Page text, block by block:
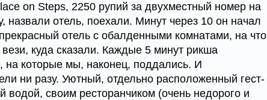
on Steps, 2250 рупий за двухместный номер на
назвали отель, поехали. Минут через 10 он начал
отель с обалденными комнатами, на что
куда сказали. Каждые 5 минут рикша
на которые мы, наконец, поддались. И
ни разу. Уютный, отдельно расположенный гест-
водой, своим ресторанчиком (очень недорого и